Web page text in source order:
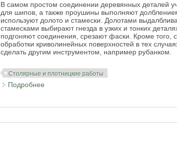
В самом простом соединении деревянных деталей
для шипов, а также проушины выполняют
используют долото и стамески. Долотами
стамесками выбирают гнезда в узких и тонких
подгоняют соединения, срезают фаски. Кроме того,
обработки криволинейных поверхностей в тех
сделать другим инструментом, например рубанком.
Столярные и плотницкие работы
Подробнее